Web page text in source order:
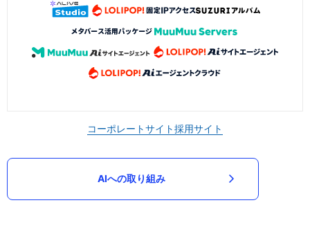
コーポレートサイト採用サイト
AIへの取り組み